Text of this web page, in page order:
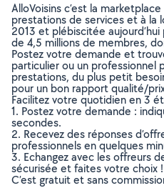
AlloVoisins c’est la
prestations de services et à
2013 et plébiscitée
de 4,5 millions de membres,
Postez votre demande et
particulier ou un professionnel
prestations, du plus petit
pour un bon rapport qualité/
Facilitez votre quotidien en 3
1. Postez votre demande :
secondes.
2. Recevez des réponses
professionnels en quelques
3. Echangez avec les offreurs
sécurisée et faites votre choix !
C’est gratuit et sans